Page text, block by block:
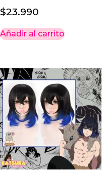
$23.990
Añadir al carrito